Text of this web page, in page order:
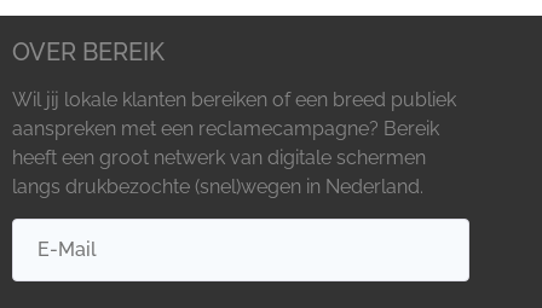
OVER BEREIK
Wil jij lokale klanten bereiken of een breed publiek
aanspreken met een reclamecampagne? Bereik
heeft een groot netwerk van digitale schermen
langs drukbezochte (snel)wegen in Nederland.